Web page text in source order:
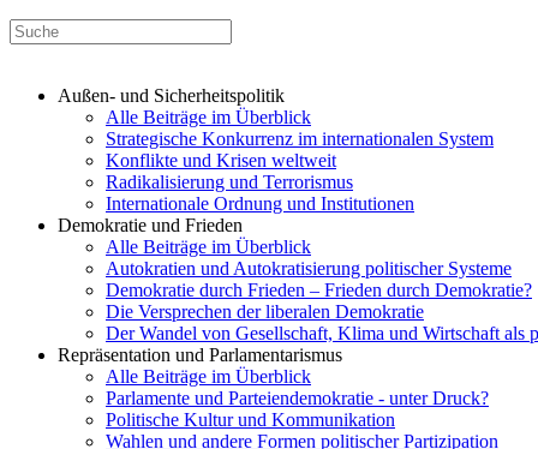
Außen- und Sicherheitspolitik
Alle Beiträge im Überblick
Strategische Konkurrenz im internationalen System
Konflikte und Krisen weltweit
Radikalisierung und Terrorismus
Internationale Ordnung und Institutionen
Demokratie und Frieden
Alle Beiträge im Überblick
Autokratien und Autokratisierung politischer Systeme
Demokratie durch Frieden – Frieden durch Demokratie?
Die Versprechen der liberalen Demokratie
Der Wandel von Gesellschaft, Klima und Wirtschaft als
Repräsentation und Parlamentarismus
Alle Beiträge im Überblick
Parlamente und Parteiendemokratie - unter Druck?
Politische Kultur und Kommunikation
Wahlen und andere Formen politischer Partizipation